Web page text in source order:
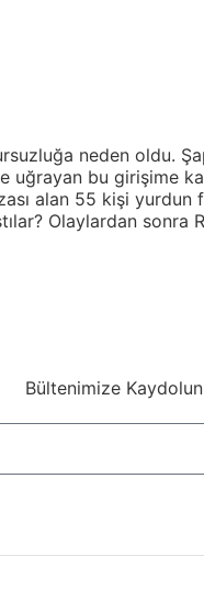
neden oldu.
uğrayan bu girişime
alan 55 kişi
Olaylardan
Bültenimize Kaydolun